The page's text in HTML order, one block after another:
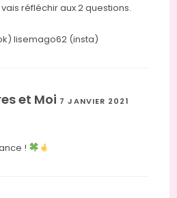
réfléchir aux 2 questions.
lisemago62 (insta)
et Moi 7 JANVIER 2021
!